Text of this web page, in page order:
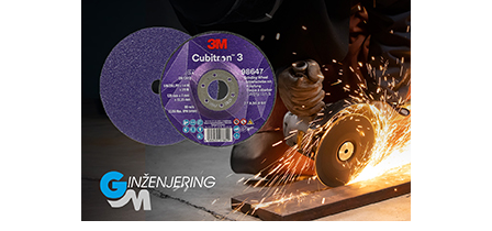
Potpuna efikasnost bez složenih
sistema
Trajna oznaka kao dugoročna korist
Bezbednost na prvom mestu!
IB BLUMENAUER - više od 40 godina
poverenja u industriji
RMQ-TITAN ADVANCED INDICATOR
– Pametna signalizacija za efikasnije
upravljanje mašinama